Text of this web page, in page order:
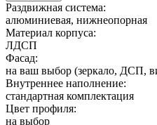
Раздвижная система:
алюминиевая, нижнеопорная
Материал корпуса:
ЛДСП
Фасад:
на ваш выбор (зеркало, ДСП,
Внутреннее наполнение:
стандартная комплектация
Цвет профиля:
на выбор